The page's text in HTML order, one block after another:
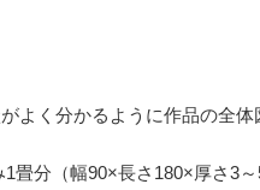
よく分かるように作品の全体
畳分（幅90×長さ180×厚さ3